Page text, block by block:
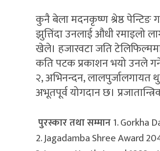
कुनै बेला मदनकृष्ण श्रेष्ठ पेन्टिङ
झुत्तिंदा उनलाई औधी रमाइलो
खेले। हजारवटा जति
कति पटक प्रकाशन भयो उनले
२, अभिनन्दन, लालपुर्जालगायत
अभूतपूर्व योगदान छ।
पुरस्कार तथा सम्मान1. Gorkha
2. Jagadamba Shree Award